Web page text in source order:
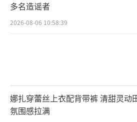
多名造谣者
2026-08-06 10:58:39
娜扎穿蕾丝上衣配背带裤 清甜灵动
氛围感拉满